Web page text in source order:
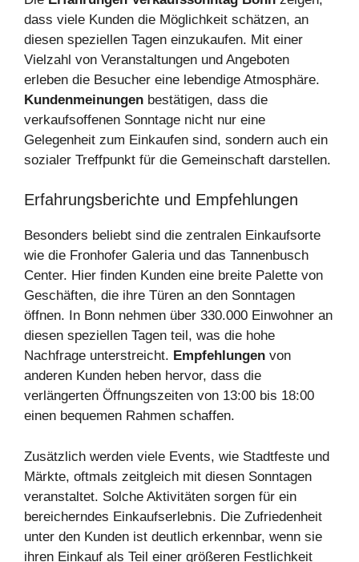
dass viele Kunden die Möglichkeit schätzen, an
diesen speziellen Tagen einzukaufen. Mit einer
Vielzahl von Veranstaltungen und Angeboten
erleben die Besucher eine lebendige Atmosphäre.
Kundenmeinungen bestätigen, dass die
verkaufsoffenen Sonntage nicht nur eine
Gelegenheit zum Einkaufen sind, sondern auch ein
sozialer Treffpunkt für die Gemeinschaft darstellen.
Erfahrungsberichte und Empfehlungen
Besonders beliebt sind die zentralen Einkaufsorte
wie die Fronhofer Galeria und das Tannenbusch
Center. Hier finden Kunden eine breite Palette von
Geschäften, die ihre Türen an den Sonntagen
öffnen. In Bonn nehmen über 330.000 Einwohner an
diesen speziellen Tagen teil, was die hohe
Nachfrage unterstreicht. Empfehlungen von
anderen Kunden heben hervor, dass die
verlängerten Öffnungszeiten von 13:00 bis 18:00
einen bequemen Rahmen schaffen.
Zusätzlich werden viele Events, wie Stadtfeste und
Märkte, oftmals zeitgleich mit diesen Sonntagen
veranstaltet. Solche Aktivitäten sorgen für ein
bereicherndes Einkaufserlebnis. Die Zufriedenheit
unter den Kunden ist deutlich erkennbar, wenn sie
ihren Einkauf als Teil einer größeren Festlichkeit